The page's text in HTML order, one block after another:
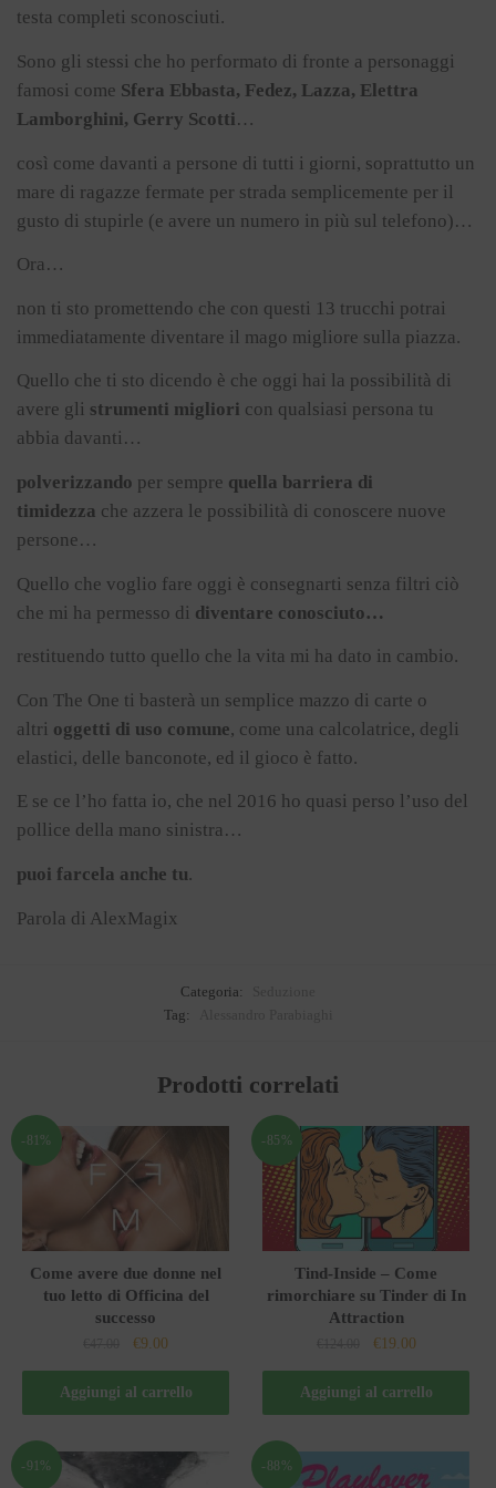
testa completi sconosciuti.
Sono gli stessi che ho performato di fronte a personaggi
famosi come Sfera Ebbasta, Fedez, Lazza, Elettra
Lamborghini, Gerry Scotti…
così come davanti a persone di tutti i giorni, soprattutto un
mare di ragazze fermate per strada semplicemente per il
gusto di stupirle (e avere un numero in più sul telefono)…
Ora…
non ti sto promettendo che con questi 13 trucchi potrai
immediatamente diventare il mago migliore sulla piazza.
Quello che ti sto dicendo è che oggi hai la possibilità di
avere gli strumenti migliori con qualsiasi persona tu
abbia davanti…
polverizzando per sempre quella barriera di
timidezza che azzera le possibilità di conoscere nuove
persone…
Quello che voglio fare oggi è consegnarti senza filtri ciò
che mi ha permesso di diventare conosciuto…
restituendo tutto quello che la vita mi ha dato in cambio.
Con The One ti basterà un semplice mazzo di carte o
altri oggetti di uso comune, come una calcolatrice, degli
elastici, delle banconote, ed il gioco è fatto.
E se ce l’ho fatta io, che nel 2016 ho quasi perso l’uso del
pollice della mano sinistra…
puoi farcela anche tu.
Parola di AlexMagix
Categoria:
Tag:
Prodotti correlati
-81%
Come avere due donne nel
tuo letto di Officina del
successo
Il
prezzo
originale
era:
€9.00
prezzo
attuale
è:
Aggiungi al carrello
-85%
Tind-Inside – Come
rimorchiare su Tinder di In
Attraction
Il
prezzo
originale
era:
€19.00Il
prezzo
attuale
è:
Aggiungi al carrello
-91% -88%